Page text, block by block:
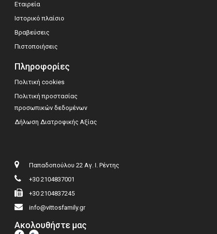
Εταιρεία
Ιστορικό πλαίσιο
Βραβεύσεις
Πιστοποιήσεις
Πληροφορίες
Πολιτική cookies
Πολιτική προστασίας
προσωπικών δεδομένων
Δήλωση Διατροφικής Αξίας
Παπαδοπούλου 22 Αγ. Ι. Ρέντης
+30 2104837001
+30 2104837245
info@vittosfamily.gr
Ακολουθήστε μας